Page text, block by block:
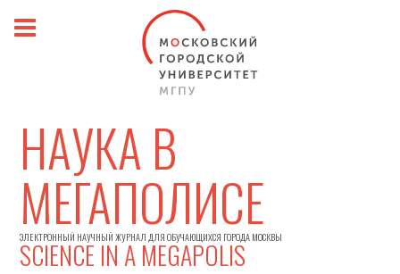
НАУКА В
МЕГАПОЛИСЕ
ЭЛЕКТРОННЫЙ НАУЧНЫЙ ЖУРНАЛ ДЛЯ ОБУЧАЮЩИХСЯ ГОРОДА МОСКВЫ
SCIENCE IN A MEGAPOLIS